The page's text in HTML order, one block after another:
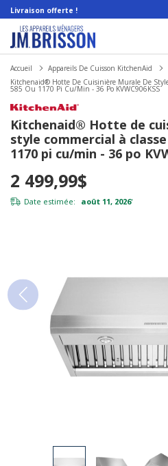
Livraison offerte !
Accueil Appareils De Cuisson KitchenAid
Kitchenaid® Hotte De Cuisinière Murale De
585 Ou 1170 Pi Cu/min - 36 Po KVWC906KSS
Kitchenaid® Hotte de
style commercial à
1170 pi cu/min - 36 po
2 499,99$
Date estimée: août 11, 2026*